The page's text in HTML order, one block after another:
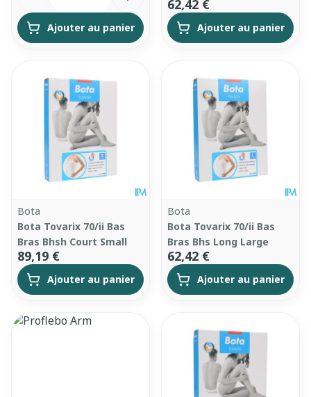
Ajouter au panier
62,42 €
Ajouter au panier
Bota
Bota Tovarix 70/ii Bas
Bras Bhsh Court Small
89,19 €
Ajouter au panier
Bota
Bota Tovarix 70/ii Bas
Bras Bhs Long Large
62,42 €
Ajouter au panier